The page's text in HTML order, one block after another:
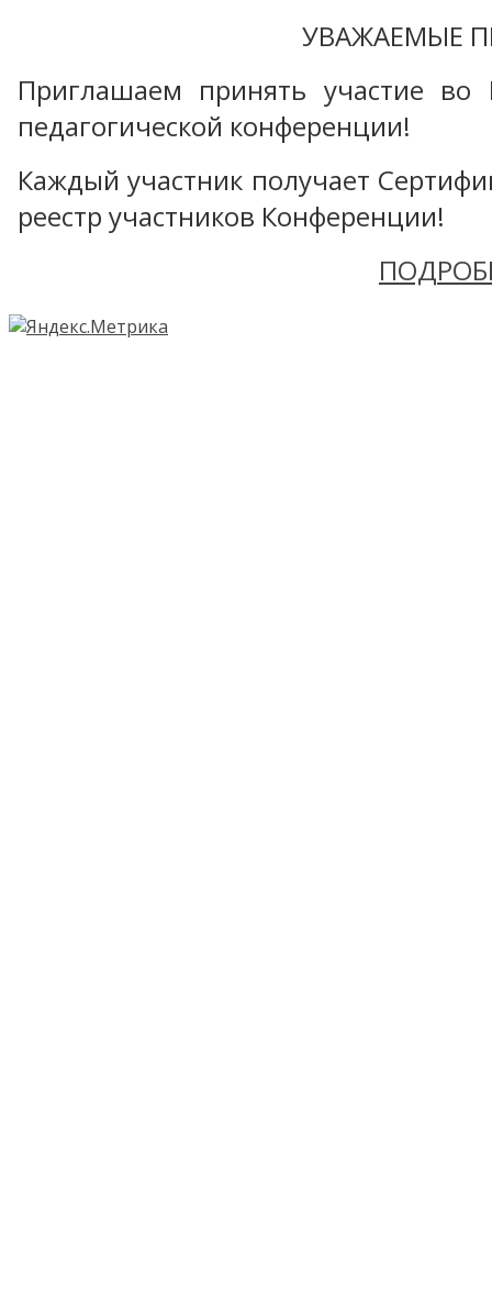
УВАЖАЕМЫЕ
Приглашаем принять участие во
педагогической конференции!
Каждый участник получает
реестр участников Конференции!